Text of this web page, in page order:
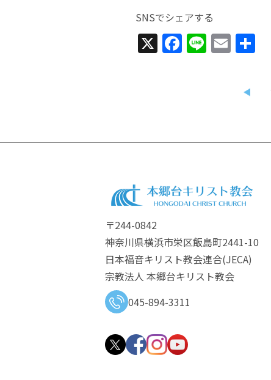
SNSでシェアする
X Facebook
LineEmail
〒244-0842
神奈川県横浜市栄区飯島町2441-10
日本福音キリスト教会連合​(JECA)
宗教法人 本郷台キリスト教会
045-894-3311